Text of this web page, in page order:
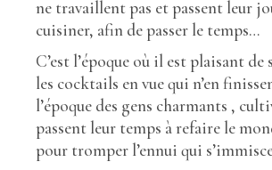
ne travaillent pas et passent leur
cuisiner, afin de passer le temps…
C’est l’époque où il est plaisant de
les cocktails en vue qui n’en
l’époque des gens charmants ,
passent leur temps à refaire le
pour tromper l’ennui qui